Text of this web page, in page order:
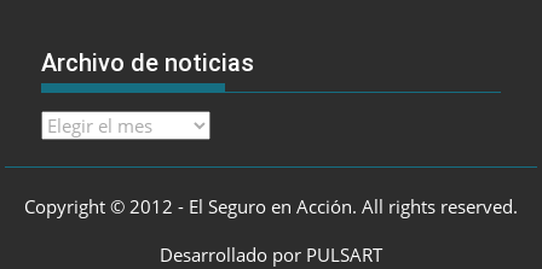
Archivo de noticias
Archivo
Copyright © 2012 - El Seguro en Acción. All rights reserved.
Desarrollado por PULSART